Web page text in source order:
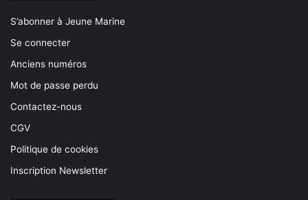
S’abonner à Jeune Marine
Se connecter
Anciens numéros
Mot de passe perdu
Contactez-nous
CGV
Politique de cookies
Inscription Newsletter